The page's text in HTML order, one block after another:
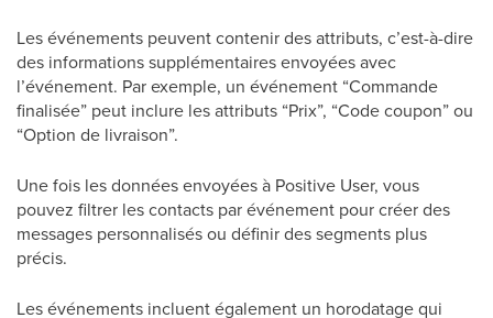
Les événements peuvent contenir des attributs, c’est-à-dire
des informations supplémentaires envoyées avec
l’événement. Par exemple, un événement “Commande
finalisée” peut inclure les attributs “Prix”, “Code coupon” ou
“Option de livraison”.
Une fois les données envoyées à Positive User, vous
pouvez filtrer les contacts par événement pour créer des
messages personnalisés ou définir des segments plus
précis.
Les événements incluent également un horodatage qui